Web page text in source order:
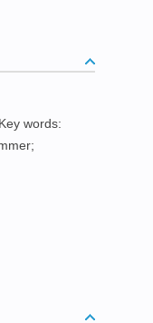
words: